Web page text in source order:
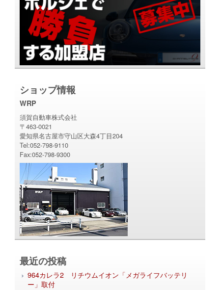
ショップ情報
WRP
須賀自動車株式会社
〒463-0021
愛知県名古屋市守山区大森4丁目204
Tel:052-798-9110
Fax:052-798-9300
最近の投稿
964カレラ2 リチウムイオン「メガライフバッテリ
ー」取付